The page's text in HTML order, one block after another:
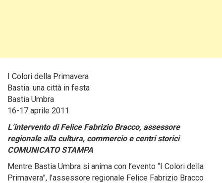
I Colori della Primavera
Bastia: una città in festa
Bastia Umbra
16-17 aprile 2011
L’intervento di Felice Fabrizio Bracco, assessore
regionale alla cultura, commercio e centri storici
COMUNICATO STAMPA
Mentre Bastia Umbra si anima con l’evento “I Colori della
Primavera”, l’assessore regionale Felice Fabrizio Bracco